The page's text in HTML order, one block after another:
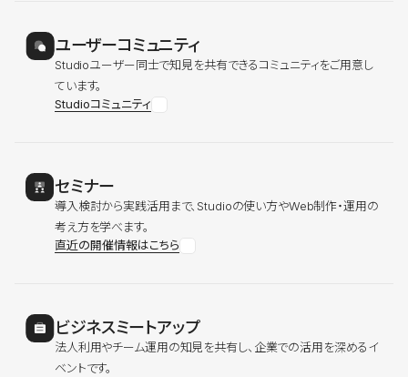
ユーザーコミュニティ
Studioユーザー同士で知見を共有できるコミュニティをご用意し
ています。
Studioコミュニティ
セミナー
導入検討から実践活用まで、Studioの使い方やWeb制作・運用の
考え方を学べます。
直近の開催情報はこちら
ビジネスミートアップ
法人利用やチーム運用の知見を共有し、企業での活用を深めるイ
ベントです。